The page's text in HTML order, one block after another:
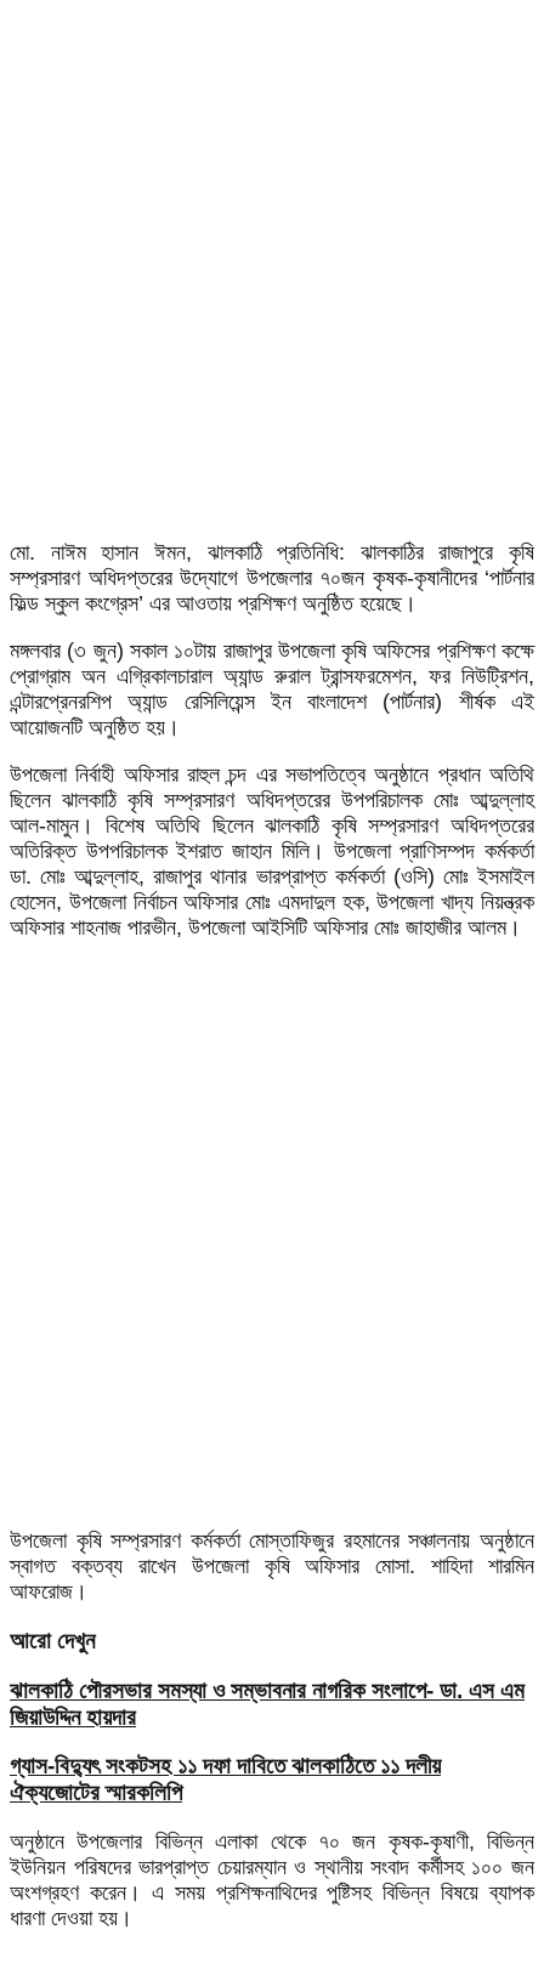
মো. নাঈম হাসান ঈমন, ঝালকাঠি প্রতিনিধি: ঝালকাঠির রাজাপুরে কৃষি
সম্প্রসারণ অধিদপ্তরের উদ্যোগে উপজেলার ৭০জন কৃষক-কৃষানীদের ‘পার্টনার
ফিল্ড স্কুল কংগ্রেস’ এর আওতায় প্রশিক্ষণ অনুষ্ঠিত হয়েছে।
মঙ্গলবার (৩ জুন) সকাল ১০টায় রাজাপুর উপজেলা কৃষি অফিসের প্রশিক্ষণ কক্ষে
প্রোগ্রাম অন এগ্রিকালচারাল অ্যান্ড রুরাল ট্রান্সফরমেশন, ফর নিউট্রিশন,
এন্টারপ্রেনরশিপ অ্যান্ড রেসিলিয়েন্স ইন বাংলাদেশ (পার্টনার) শীর্ষক এই
আয়োজনটি অনুষ্ঠিত হয়।
উপজেলা নির্বাহী অফিসার রাহুল চন্দ এর সভাপতিত্বে অনুষ্ঠানে প্রধান অতিথি
ছিলেন ঝালকাঠি কৃষি সম্প্রসারণ অধিদপ্তরের উপপরিচালক মোঃ আব্দুল্লাহ
আল-মামুন। বিশেষ অতিথি ছিলেন ঝালকাঠি কৃষি সম্প্রসারণ অধিদপ্তরের
অতিরিক্ত উপপরিচালক ইশরাত জাহান মিলি। উপজেলা প্রাণিসম্পদ কর্মকর্তা
ডা. মোঃ আব্দুল্লাহ, রাজাপুর থানার ভারপ্রাপ্ত কর্মকর্তা (ওসি) মোঃ ইসমাইল
হোসেন, উপজেলা নির্বাচন অফিসার মোঃ এমদাদুল হক, উপজেলা খাদ্য নিয়ন্ত্রক
অফিসার শাহনাজ পারভীন, উপজেলা আইসিটি অফিসার মোঃ জাহাজীর আলম।
উপজেলা কৃষি সম্প্রসারণ কর্মকর্তা মোস্তাফিজুর রহমানের সঞ্চালনায় অনুষ্ঠানে
স্বাগত বক্তব্য রাখেন উপজেলা কৃষি অফিসার মোসা. শাহিদা শারমিন
আফরোজ।
আরো দেখুন
ঝালকাঠি পৌরসভার সমস্যা ও সম্ভাবনার নাগরিক সংলাপে- ডা. এস এম
জিয়াউদ্দিন হায়দার
গ্যাস-বিদ্যুৎ সংকটসহ ১১ দফা দাবিতে ঝালকাঠিতে ১১ দলীয়
ঐক্যজোটের স্মারকলিপি
অনুষ্ঠানে উপজেলার বিভিন্ন এলাকা থেকে ৭০ জন কৃষক-কৃষাণী, বিভিন্ন
ইউনিয়ন পরিষদের ভারপ্রাপ্ত চেয়ারম্যান ও স্থানীয় সংবাদ কর্মীসহ ১০০ জন
অংশগ্রহণ করেন। এ সময় প্রশিক্ষনাথিদের পুষ্টিসহ বিভিন্ন বিষয়ে ব্যাপক
ধারণা দেওয়া হয়।